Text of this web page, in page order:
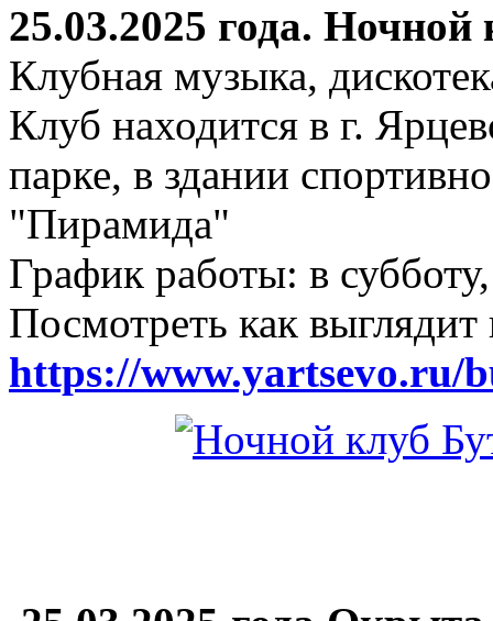
25.03.2025 года.
Клубная музыка,
Клуб находится в г.
парке, в здании
"Пирамида"
График работы: в
Посмотреть как
https://www.yartsevo.ru/